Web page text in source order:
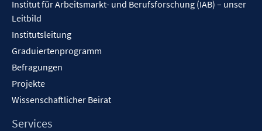
Institut für Arbeitsmarkt- und Berufsforschung (IAB) – unser
Leitbild
Institutsleitung
Graduiertenprogramm
Befragungen
Projekte
Wissenschaftlicher Beirat
Services